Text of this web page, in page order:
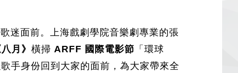
迷面前。上海戲劇學院音樂劇專業的張
八月》 橫掃 ARFF 國際電影節 「環球
手身份回到大家的面前，為大家帶來全